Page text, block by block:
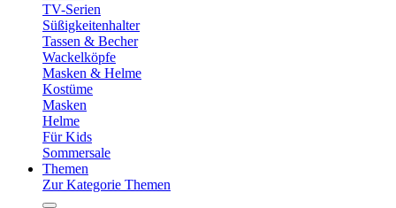
TV-Serien
Süßigkeitenhalter
Tassen & Becher
Wackelköpfe
Masken & Helme
Kostüme
Masken
Helme
Für Kids
Sommersale
Themen
Zur Kategorie Themen